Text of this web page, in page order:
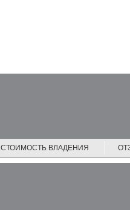
СТОИМОСТЬ ВЛАДЕНИЯ